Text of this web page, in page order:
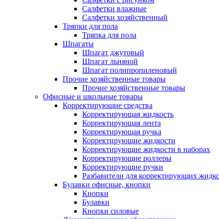
Салфетки влажные
Салфетки хозяйственный
Тряпки для пола
Тряпка для пола
Шпагаты
Шпагат джутовый
Шпагат льняной
Шпагат полипропиленовый
Прочие хозяйственные товары
Прочие хозяйственные товары
Офисные и школьные товары
Корректирующие средства
Корректирующая жидкость
Корректирующая лента
Корректирующая ручка
Корректирующие жидкости
Корректирующие жидкости в наборах
Корректирующие роллеры
Корректирующие ручки
Разбавители для корректирующих
Булавки офисные, кнопки
Кнопки
Булавки
Кнопки силовые